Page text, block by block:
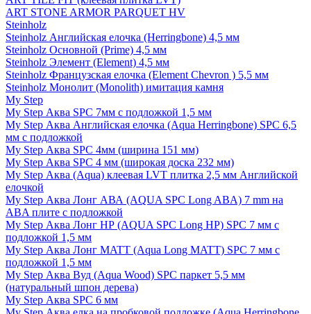
ART STONE ARMOR PARQUET HV
Steinholz
Steinholz Английская елочка (Herringbone) 4,5 мм
Steinholz Основной (Prime) 4,5 мм
Steinholz Элемент (Element) 4,5 мм
Steinholz Французская елочка (Element Chevron ) 5,5 мм
Steinholz Монолит (Monolith) имитация камня
My Step
My Step Аква SPC 7мм c подложкой 1,5 мм
My Step Аква Английская елочка (Aqua Herringbone) SPC 6,5
мм с подложкой
My Step Аква SPC 4мм (ширина 151 мм)
My Step Аква SPC 4 мм (широкая доска 232 мм)
My Step Аква (Aqua) клеевая LVT плитка 2,5 мм Английской
елочкой
My Step Аква Лонг АВА (AQUA SPC Long ABA) 7 mm на
ABA плите с подложкой
My Step Аква Лонг НР (AQUA SPC Long HP) SPC 7 мм с
подложкой 1,5 мм
My Step Аква Лонг MATT (Aqua Long MATT) SPC 7 мм с
подложкой 1,5 мм
My Step Аква Вуд (Aqua Wood) SPC паркет 5,5 мм
(натуральный шпон дерева)
My Step Аква SPC 6 мм